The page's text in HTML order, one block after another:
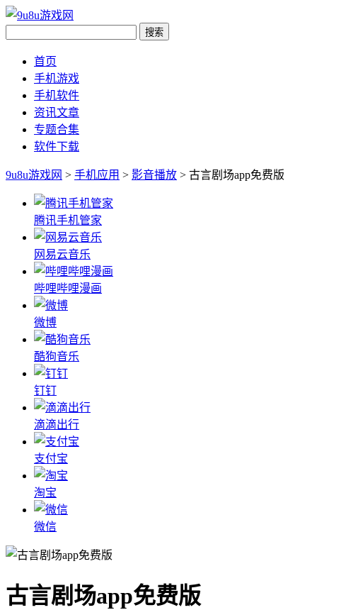
首页
手机游戏
手机软件
资讯文章
专题合集
软件下载
9u8u游戏网 > 手机应用 > 影音播放 > 古言剧场app免费版
腾讯手机管家
网易云音乐
哔哩哔哩漫画
微博
酷狗音乐
钉钉
滴滴出行
支付宝
淘宝
微信
古言剧场app免费版